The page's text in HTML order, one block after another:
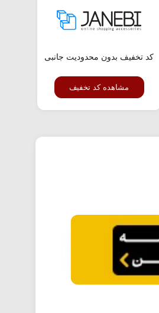
کد تخفیف بدون محدودیت جانبی
مشاهده کد تخفیف